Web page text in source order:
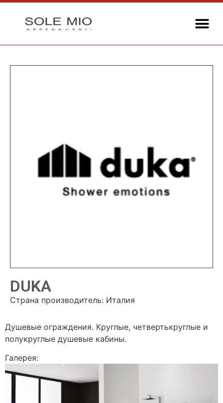
DUKA
Страна производитель: Италия
Душевые ограждения. Круглые, четвертькруглые и
полукруглые душевые кабины.
Галерея: